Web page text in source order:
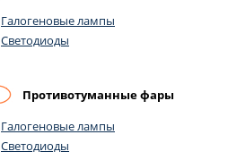
Галогеновые лампы
Светодиоды
Противотуманные фары
Галогеновые лампы
Светодиоды